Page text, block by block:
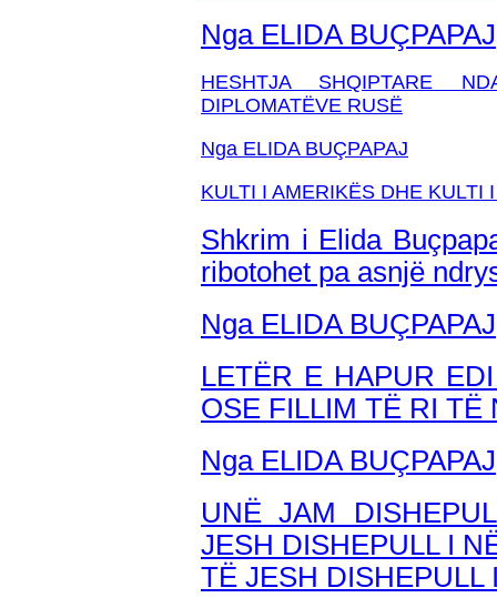
Nga ELIDA BUÇPAPAJ
HESHTJA SHQIPTARE
DIPLOMATËVE RUSË
Nga ELIDA BUÇPAPAJ
KULTI I AMERIKËS DHE KULTI
Shkrim i Elida
ribotohet pa asnjë
Nga ELIDA BUÇPAPAJ
LETËR E HAPUR
OSE FILLIM TË RI TË
Nga ELIDA BUÇPAPAJ
UNË JAM
JESH DISHEPULL I
TË JESH DISHEPULL